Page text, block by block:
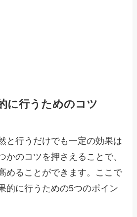
に行うためのコツ
と行うだけでも一定の効果は
かのコツを押さえることで、
めることができます。ここで
的に行うための5つのポイン